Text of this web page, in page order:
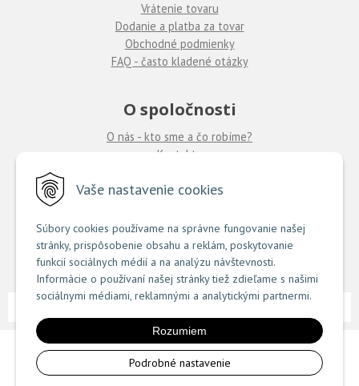
Vaše nastavenie cookies
Súbory cookies používame na správne fungovanie našej
stránky, prispôsobenie obsahu a reklám, poskytovanie
funkcií sociálnych médií a na analýzu návštevnosti.
Informácie o používaní našej stránky tiež zdieľame s našimi
sociálnymi médiami, reklamnými a analytickými partnermi.
Rozumiem
Podrobné nastavenie
Vrátenie tovaru
Dodanie a platba za tovar
Obchodné podmienky
FAQ - často kladené otázky
O spoločnosti
O nás - kto sme a čo robíme?
Kontakty
Predajne COUTURE
TU nájdete zoznam našich predajní